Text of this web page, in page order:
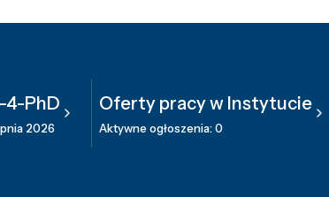
4-PhD
2026
Oferty pracy w Instytucie
Aktywne ogłoszenia: 0